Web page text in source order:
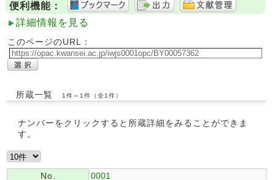
便利機能：
詳細情報を見る
このページのURL：
所蔵一覧 1件～1件（全1件）
ナンバーをクリックすると所蔵詳細をみることができま
す。
No.
0001